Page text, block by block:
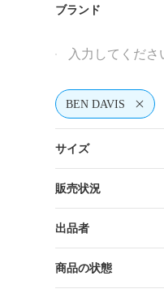
ブランド
BEN DAVIS
サイズ
販売状況
出品者
商品の状態